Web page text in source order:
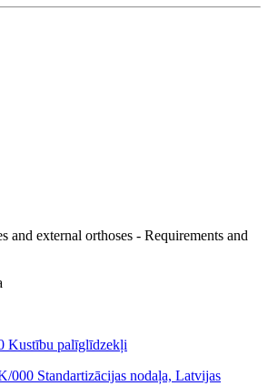
and external orthoses - Requirements and
Kustību palīglīdzekļi
000 Standartizācijas nodaļa, Latvijas